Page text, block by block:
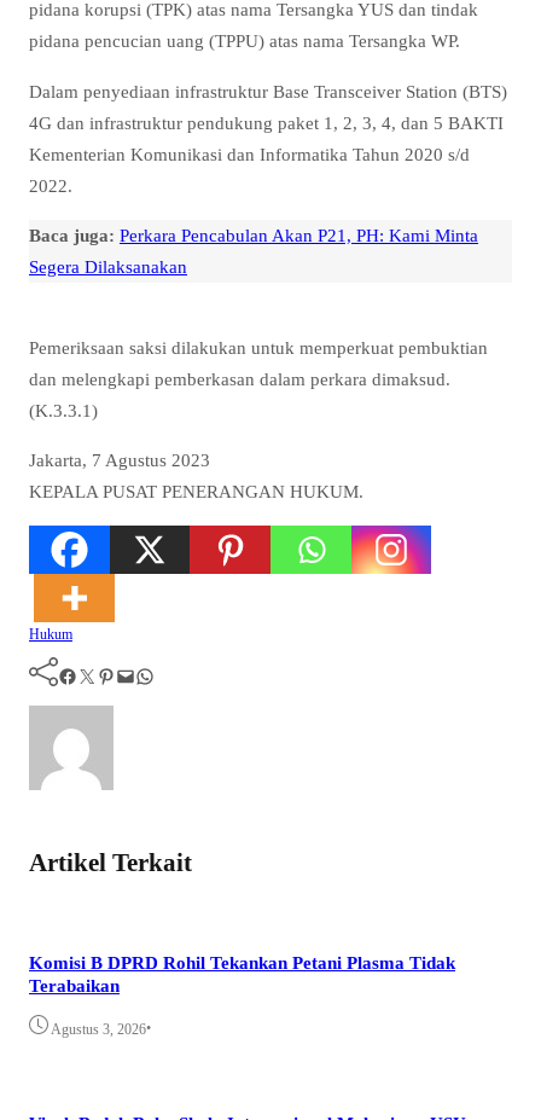
pidana korupsi (TPK) atas nama Tersangka YUS dan tindak
pidana pencucian uang (TPPU) atas nama Tersangka WP.
Dalam penyediaan infrastruktur Base Transceiver Station (BTS)
4G dan infrastruktur pendukung paket 1, 2, 3, 4, dan 5 BAKTI
Kementerian Komunikasi dan Informatika Tahun 2020 s/d
2022.
Baca juga: Perkara Pencabulan Akan P21, PH: Kami Minta
Segera Dilaksanakan
Pemeriksaan saksi dilakukan untuk memperkuat pembuktian
dan melengkapi pemberkasan dalam perkara dimaksud.
(K.3.3.1)
Jakarta, 7 Agustus 2023
KEPALA PUSAT PENERANGAN HUKUM.
Hukum
Facebook Twitter Pinterest Mail WhatsApp
Artikel Terkait
Komisi B DPRD Rohil Tekankan Petani Plasma Tidak
Terabaikan
Agustus 3, 2026•